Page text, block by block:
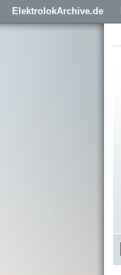
ElektrolokArchive.de